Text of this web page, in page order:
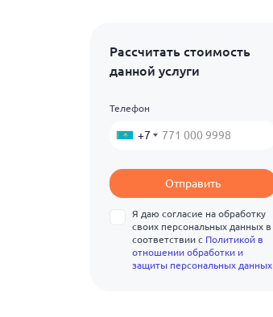
Рассчитать стоимость
данной услуги
Телефон
+7
Отправить
Я даю согласие на обработку
своих персональных данных в
соответствии с Политикой в
отношении обработки и
защиты персональных данных